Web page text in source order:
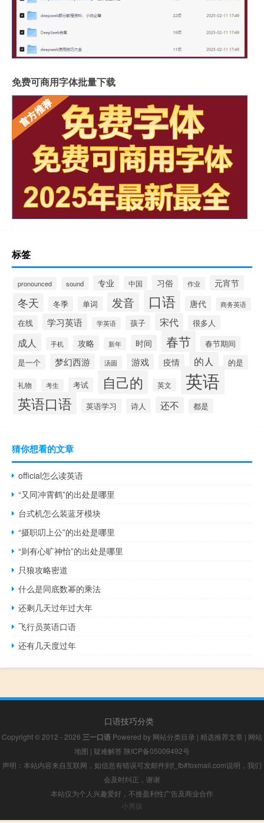
免费可商用字体批量下载
标签
pronounced sound 专业 中国 习俗 作业 元宵节
冬天 冬季 单词 发音 口语 唐代 商务英语
在线 学习英语 学英语 孩子 宋代 很多人
成人 手机 攻略 新年 时间 春节
春节期间
是一个
梦幻西游 汤圆 游戏 疫情 的人 的是
礼物 考生 考试 自己的 英文 英语
英语口语 英语学习 诗人 还不 都是
猜你想看的文章
official怎么读英语
“又同冲霄鹤”的出处是哪里
台式机怎么装蓝牙模块
“摄职叨上公”的出处是哪里
“则有心旷神怡”的出处是哪里
只狼攻略密道
什么是同底数幂的乘法
还剩几天过年过大年
飞行员英语口语
还有几天度过年
口语技巧分类
Copyright © 2012 - 2026 三一口语 Powered by 网站分类目录 | 精选推荐文章 | 网站
地图 | 疑难解答 陕ICP备05009492号
声明：本站内容来自互联网，如信息有错误可发邮件到f_fb#foxmail.com说明，我们
会及时纠正，谢谢
本站仅为个人兴趣爱好，不接盈利性广告及商业合作
小男孩